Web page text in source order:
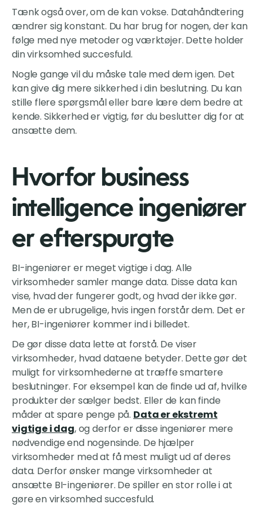
Tænk også over, om de kan vokse. Datahåndtering
ændrer sig konstant. Du har brug for nogen, der kan
følge med nye metoder og værktøjer. Dette holder
din virksomhed succesfuld.
Nogle gange vil du måske tale med dem igen. Det
kan give dig mere sikkerhed i din beslutning. Du kan
stille flere spørgsmål eller bare lære dem bedre at
kende. Sikkerhed er vigtig, før du beslutter dig for at
ansætte dem.
Hvorfor business
intelligence ingeniører
er efterspurgte
BI-ingeniører er meget vigtige i dag. Alle
virksomheder samler mange data. Disse data kan
vise, hvad der fungerer godt, og hvad der ikke gør.
Men de er ubrugelige, hvis ingen forstår dem. Det er
her, BI-ingeniører kommer ind i billedet.
De gør disse data lette at forstå. De viser
virksomheder, hvad dataene betyder. Dette gør det
muligt for virksomhederne at træffe smartere
beslutninger. For eksempel kan de finde ud af, hvilke
produkter der sælger bedst. Eller de kan finde
måder at spare penge på. Data er ekstremt
vigtige i dag, og derfor er disse ingeniører mere
nødvendige end nogensinde. De hjælper
virksomheder med at få mest muligt ud af deres
data. Derfor ønsker mange virksomheder at
ansætte BI-ingeniører. De spiller en stor rolle i at
gøre en virksomhed succesfuld.